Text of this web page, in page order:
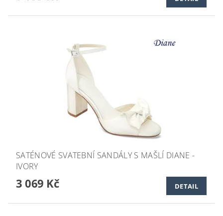
SATÉNOVÉ SVATEBNÍ SANDÁLY S MAŠLÍ DIANE -
IVORY
3 069 Kč DETAIL